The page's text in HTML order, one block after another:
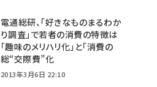
電通総研、「好きなものまるわか
り調査」で若者の消費の特徴は
「趣味のメリハリ化」と「消費の
総“交際費”化
2013年3月6日 22:10